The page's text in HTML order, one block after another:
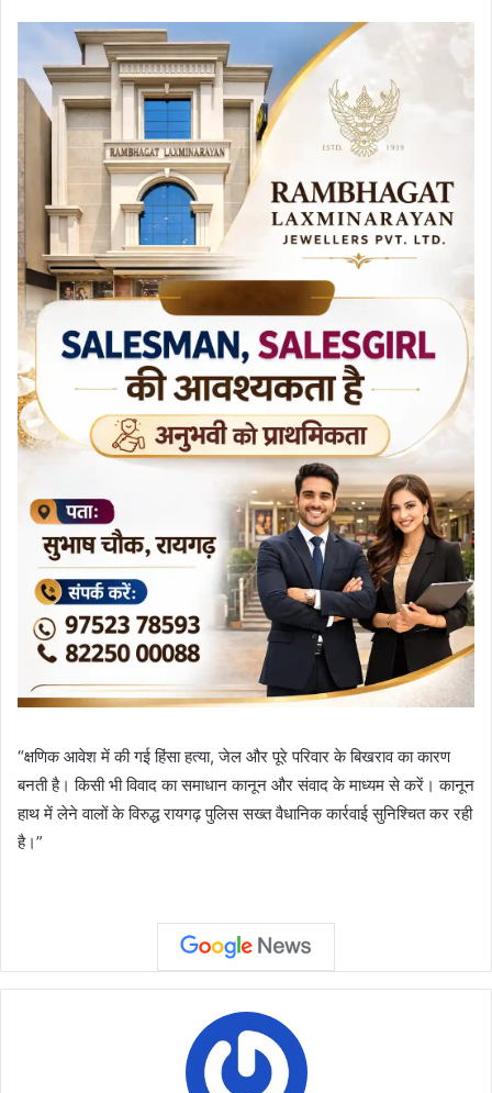
“क्षणिक आवेश में की गई हिंसा हत्या, जेल और पूरे परिवार के बिखराव का कारण
बनती है। किसी भी विवाद का समाधान कानून और संवाद के माध्यम से करें। कानून
हाथ में लेने वालों के विरुद्ध रायगढ़ पुलिस सख्त वैधानिक कार्रवाई सुनिश्चित कर रही
है।”